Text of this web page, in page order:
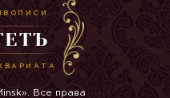
Все права